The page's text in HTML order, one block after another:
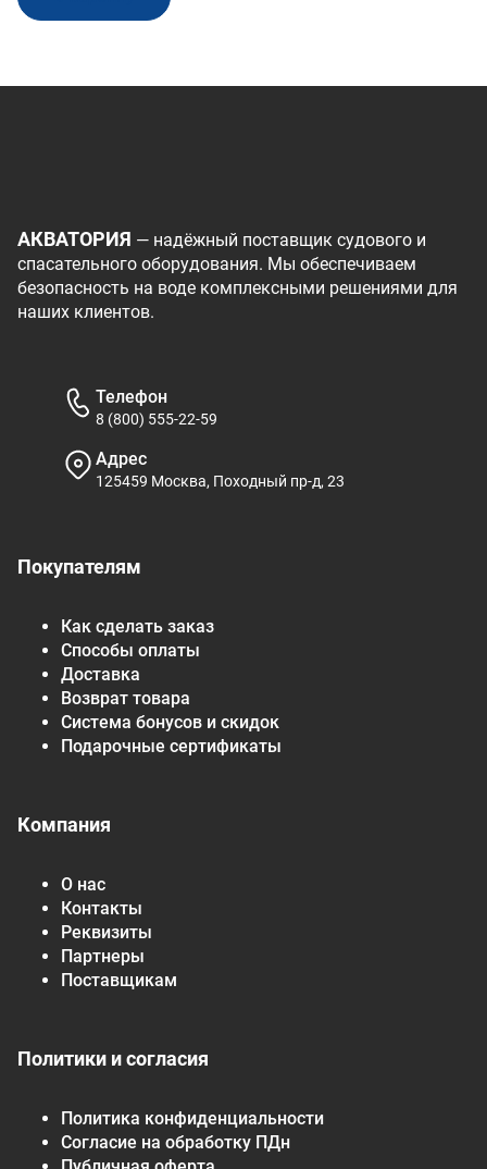
АКВАТОРИЯ — надёжный поставщик судового и
спасательного оборудования. Мы обеспечиваем
безопасность на воде комплексными решениями для
наших клиентов.
Покупателям
Как сделать заказ
Способы оплаты
Доставка
Возврат товара
Система бонусов и скидок
Подарочные сертификаты
Компания
О нас
Контакты
Реквизиты
Партнеры
Поставщикам
Политики и согласия
Политика конфиденциальности
Согласие на обработку ПДн
Телефон
8 (800) 555-22-59
Адрес
125459 Москва, Походный пр-д, 23